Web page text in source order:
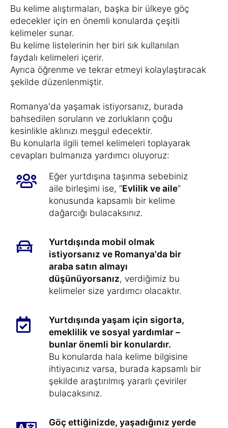
Bu kelime alıştırmaları, başka bir ülkeye göç
edecekler için en önemli konularda çeşitli
kelimeler sunar.
Bu kelime listelerinin her biri sık kullanılan
faydalı kelimeleri içerir.
Ayrıca öğrenme ve tekrar etmeyi kolaylaştıracak
şekilde düzenlenmiştir.
Romanya'da yaşamak istiyorsanız, burada
bahsedilen soruların ve zorlukların çoğu
kesinlikle aklınızı meşgul edecektir.
Bu konularla ilgili temel kelimeleri toplayarak
cevapları bulmanıza yardımcı oluyoruz:
Eğer yurtdışına taşınma sebebiniz
aile birleşimi ise, “Evlilik ve aile“
konusunda kapsamlı bir kelime
dağarcığı bulacaksınız.
Yurtdışında mobil olmak
istiyorsanız ve Romanya'da bir
araba satın almayı
düşünüyorsanız, verdiğimiz bu
kelimeler size yardımcı olacaktır.
Yurtdışında yaşam için sigorta,
emeklilik ve sosyal yardımlar –
bunlar önemli bir konulardır.
Bu konularda hala kelime bilgisine
ihtiyacınız varsa, burada kapsamlı bir
şekilde araştırılmış yararlı çeviriler
bulacaksınız.
Göç ettiğinizde, yaşadığınız yerde